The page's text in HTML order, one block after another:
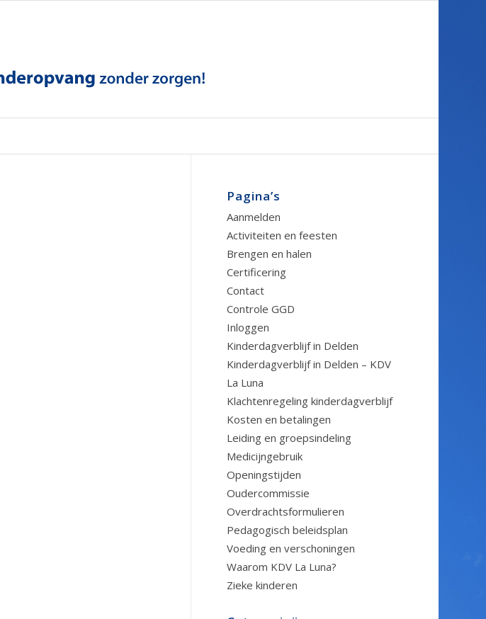
Pagina’s
Aanmelden
Activiteiten en feesten
Brengen en halen
Certificering
Contact
Controle GGD
Inloggen
Kinderdagverblijf in Delden
Kinderdagverblijf in Delden – KDV
La Luna
Klachtenregeling kinderdagverblijf
Kosten en betalingen
Leiding en groepsindeling
Medicijngebruik
Openingstijden
Oudercommissie
Overdrachtsformulieren
Pedagogisch beleidsplan
Voeding en verschoningen
Waarom KDV La Luna?
Zieke kinderen